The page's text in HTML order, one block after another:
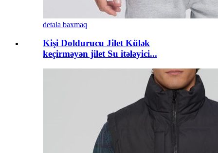
detala baxmaq
Kişi Doldurucu Jilet Külək
keçirməyən jilet Su itələyici...